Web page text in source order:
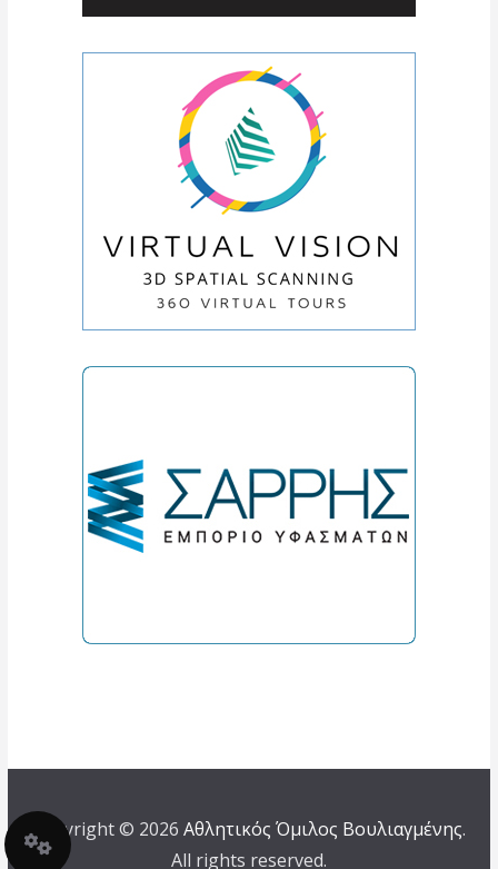
Copyright © 2026Αθλητικός Όμιλος Βουλιαγμένης.
All rights reserved.